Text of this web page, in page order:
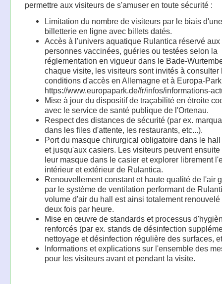
permettre aux visiteurs de s'amuser en toute sécurité :
Limitation du nombre de visiteurs par le biais d'une
billetterie en ligne avec billets datés.
Accès à l'univers aquatique Rulantica réservé aux
personnes vaccinées, guéries ou testées selon la
réglementation en vigueur dans le Bade-
chaque visite, les visiteurs sont invités à consulter
conditions d'accès en Allemagne et à Europa-
https://www.europapark.de/fr/infos/informations-
Mise à jour du dispositif de traçabilité en étroite
avec le service de santé publique de l'Ortenau.
Respect des distances de sécurité (par ex.
dans les files d'attente, les restaurants, etc...).
Port du masque chirurgical obligatoire dans le
et jusqu'aux casiers. Les visiteurs peuvent
leur masque dans le casier et explorer librement
intérieur et extérieur de Rulantica.
Renouvellement constant et haute qualité de l'air
par le système de ventilation performant de
volume d'air du hall est ainsi totalement
deux fois par heure.
Mise en œuvre de standards et processus
renforcés (par ex. stands de désinfection
nettoyage et désinfection régulière des surfaces,
Informations et explications sur l'ensemble des
pour les visiteurs avant et pendant la visite.